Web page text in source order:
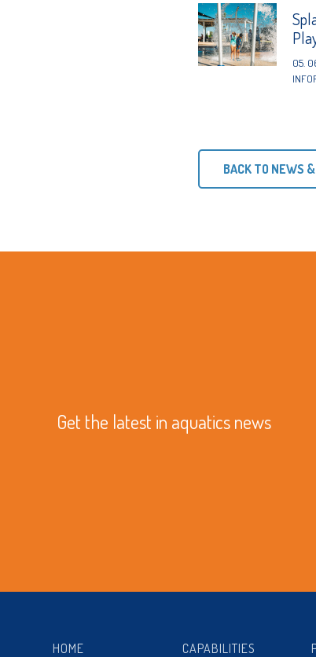
05.
BACK TO NEWS
Get the latest in aquatics news
HOME CAPABILITIES